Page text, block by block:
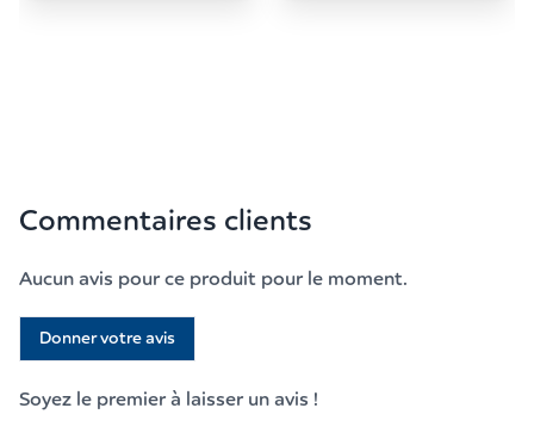
Commentaires clients
Aucun avis pour ce produit pour le moment.
Donner votre avis
Soyez le premier à laisser un avis !